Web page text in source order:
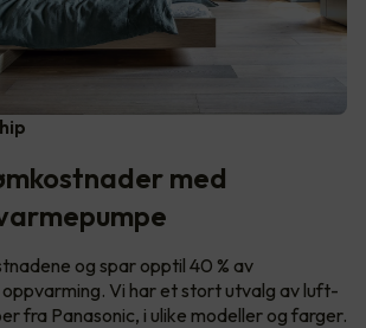
med
og spar opptil 40 % av
Vi har et stort utvalg av luft-
fra Panasonic, i ulike modeller og farger.